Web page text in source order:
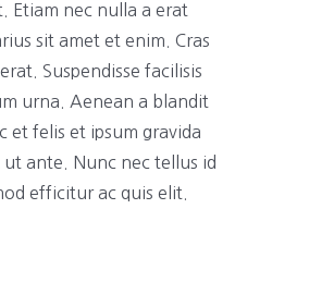
Etiam nec nulla a erat
sit amet et enim. Cras
Suspendisse facilisis
urna. Aenean a blandit
et felis et ipsum gravida
ante. Nunc nec tellus id
efficitur ac quis elit.